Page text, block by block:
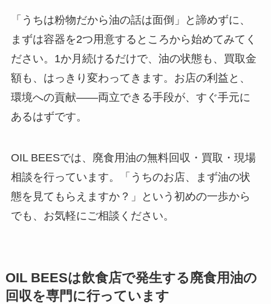
「うちは粉物だから油の話は面倒」と諦めずに、
まずは容器を2つ用意するところから始めてみてく
ださい。1か月続けるだけで、油の状態も、買取金
額も、はっきり変わってきます。お店の利益と、
環境への貢献——両立できる手段が、すぐ手元に
あるはずです。
OIL BEESでは、廃食用油の無料回収・買取・現場
相談を行っています。「うちのお店、まず油の状
態を見てもらえますか？」という初めの一歩から
でも、お気軽にご相談ください。
OIL BEESは飲食店で発生する廃食用油の
回収を専門に行っています